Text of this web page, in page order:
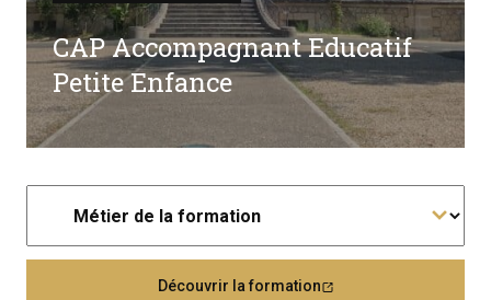
CAP Accompagnant Educatif
Petite Enfance
Découvrir la formation